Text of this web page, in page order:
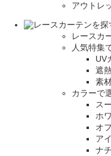
アウトレ
レースカ
人気特集
UV
遮
素
カラーで
ス
ホ
オ
ア
ナ